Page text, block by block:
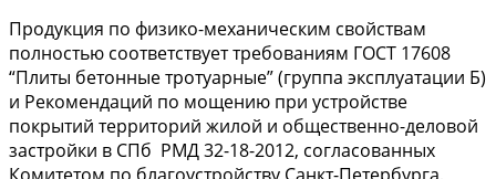
Продукция по физико-механическим свойствам
полностью соответствует требованиям ГОСТ 17608
“Плиты бетонные тротуарные” (группа эксплуатации Б)
и Рекомендаций по мощению при устройстве
покрытий территорий жилой и общественно-деловой
застройки в СПб РМД 32-18-2012, согласованных